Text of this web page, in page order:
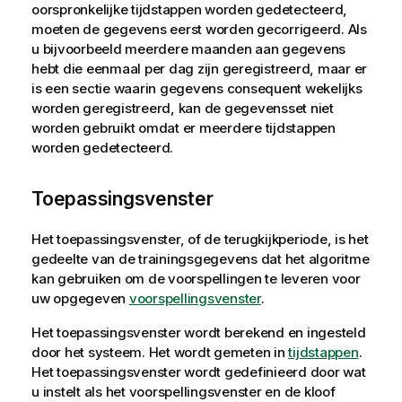
oorspronkelijke tijdstappen worden gedetecteerd,
moeten de gegevens eerst worden gecorrigeerd. Als
u bijvoorbeeld meerdere maanden aan gegevens
hebt die eenmaal per dag zijn geregistreerd, maar er
is een sectie waarin gegevens consequent wekelijks
worden geregistreerd, kan de gegevensset niet
worden gebruikt omdat er meerdere tijdstappen
worden gedetecteerd.
Toepassingsvenster
Het toepassingsvenster, of de terugkijkperiode, is het
gedeelte van de trainingsgegevens dat het algoritme
kan gebruiken om de voorspellingen te leveren voor
uw opgegeven voorspellingsvenster.
Het toepassingsvenster wordt berekend en ingesteld
door het systeem. Het wordt gemeten intijdstappen.
Het toepassingsvenster wordt gedefinieerd door wat
u instelt als het voorspellingsvenster en de kloof